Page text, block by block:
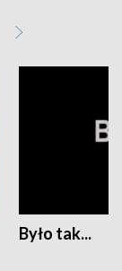
Było tak...